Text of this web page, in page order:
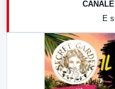
E